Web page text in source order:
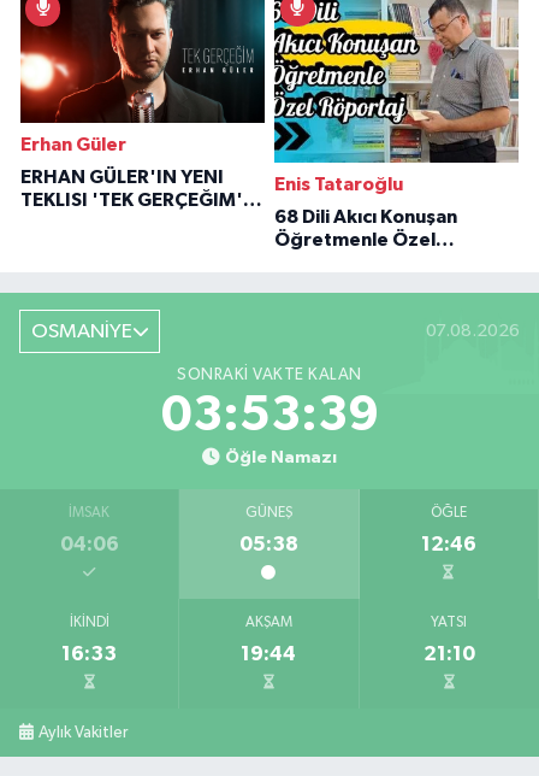
Erhan Güler
ERHAN GÜLER'IN YENI
TEKLISI 'TEK GERÇEĞIM'LE
Enis Tataroğlu
68 Dili Akıcı Konuşan
Öğretmenle Özel
OSMANİYE 07.08.2026
SONRAKI VAKTE KALAN
03:53:38
Öğle Namazı
İMSAK
04:06
GÜNEŞ
05:38
ÖĞLE
12:46
İKINDI
16:33
AKŞAM
19:44
YATSI
21:10
Aylık Vakitler